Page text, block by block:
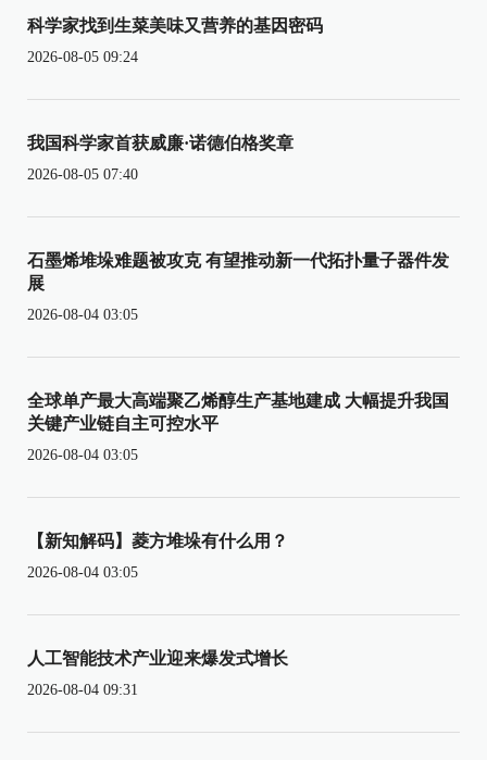
科学家找到生菜美味又营养的基因密码
2026-08-05 09:24
我国科学家首获威廉·诺德伯格奖章
2026-08-05 07:40
石墨烯堆垛难题被攻克 有望推动新一代拓扑量子器件发
展
2026-08-04 03:05
全球单产最大高端聚乙烯醇生产基地建成 大幅提升我国
关键产业链自主可控水平
2026-08-04 03:05
【新知解码】菱方堆垛有什么用？
2026-08-04 03:05
人工智能技术产业迎来爆发式增长
2026-08-04 09:31